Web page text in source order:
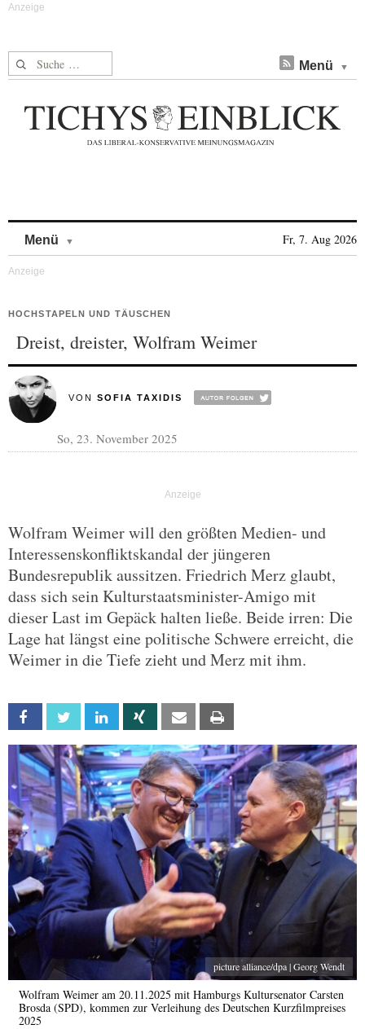
Suche nach: Menü
Menü Fr, 7. Aug 2026
HOCHSTAPELN UND TÄUSCHEN
Dreist, dreister, Wolfram Weimer
VON SOFIA TAXIDIS
So, 23. November 2025
Wolfram Weimer will den größten Medien- und
Interessenskonfliktskandal der jüngeren
Bundesrepublik aussitzen. Friedrich Merz glaubt,
dass sich sein Kulturstaatsminister-Amigo mit
dieser Last im Gepäck halten ließe. Beide irren: Die
Lage hat längst eine politische Schwere erreicht, die
Weimer in die Tiefe zieht und Merz mit ihm.
Facebook Twitter Linkedin Xing Email
picture alliance/dpa | Georg Wendt
Wolfram Weimer am 20.11.2025 mit Hamburgs Kultursenator Carsten
Brosda (SPD), kommen zur Verleihung des Deutschen Kurzfilmpreises
2025